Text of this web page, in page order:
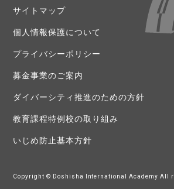
サイトマップ
個人情報保護について
プライバシーポリシー
募金事業のご案内
ダイバーシティ推進のための方針
教育課程特例校の取り組み
いじめ防止基本方針
Copyright © Doshisha International Academy All